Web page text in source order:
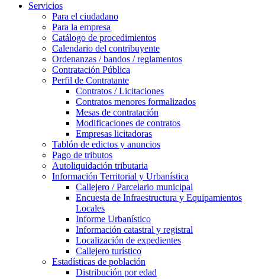
Servicios
Para el ciudadano
Para la empresa
Catálogo de procedimientos
Calendario del contribuyente
Ordenanzas / bandos / reglamentos
Contratación Pública
Perfil de Contratante
Contratos / Licitaciones
Contratos menores formalizados
Mesas de contratación
Modificaciones de contratos
Empresas licitadoras
Tablón de edictos y anuncios
Pago de tributos
Autoliquidación tributaria
Información Territorial y Urbanística
Callejero / Parcelario municipal
Encuesta de Infraestructura y Equipamientos
Locales
Informe Urbanístico
Información catastral y registral
Localización de expedientes
Callejero turístico
Estadísticas de población
Distribución por edad